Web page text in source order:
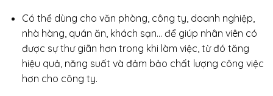
Có thể dùng cho văn phòng, công ty, doanh nghiệp,
nhà hàng, quán ăn, khách sạn… để giúp nhân viên có
được sự thư giãn hơn trong khi làm việc, từ đó tăng
hiệu quả, năng suất và đảm bảo chất lượng công việc
hơn cho công ty.